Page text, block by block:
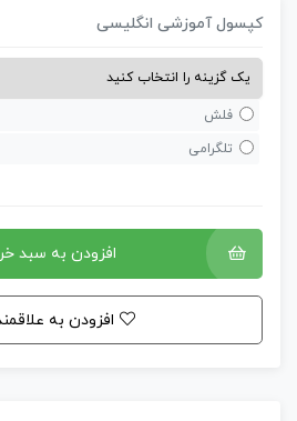
آموزشی انگلیسی
فلش
تلگرامی
افزودن به سبد خرید
افزودن به علاقمندی ها